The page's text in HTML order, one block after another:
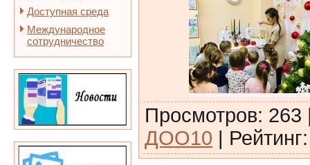
Доступная среда
Международное
сотрудничество
Просмотров: 263
ДОО10 | Рейтинг: